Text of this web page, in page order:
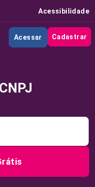
Acessibilidade
Acessar Cadastrar